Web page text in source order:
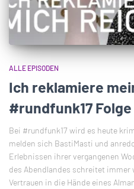
ALLE EPISODEN
Ich reklamiere
#rundfunk17 Folge
Bei #rundfunk17 wird es heute
melden sich BastiMasti und
Erlebnissen ihrer vergangenen
des Abendlandes schreitet immer
Vertrauen in die Hände eines